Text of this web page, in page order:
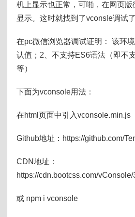
机上显示也正常，可啪，在网页
显示。这时就找到了vconsle调试
在pc微信浏览器调试证明： 该环
认值；2、不支持ES6语法（即不
等）
下面为vconsole用法：
在html页面中引入vconsole.min.js
Github地址：https://github.com/
CDN地址：
https://cdn.bootcss.com/
或 npm i vconsole